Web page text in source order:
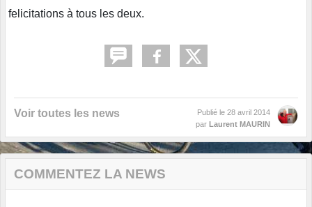
felicitations à tous les deux.
Voir toutes les news Publié le 28 avril 2014
par Laurent MAURIN
COMMENTEZ LA NEWS